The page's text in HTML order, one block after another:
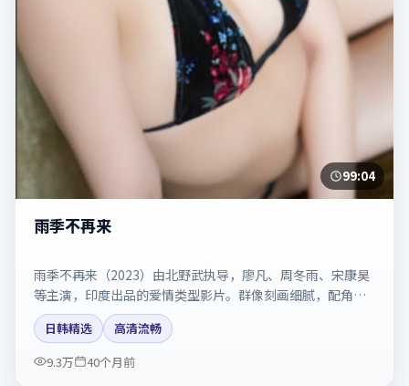
99:04
雨季不再来
雨季不再来（2023）由北野武执导，廖凡、周冬雨、宋康昊
等主演，印度出品的爱情类型影片。群像刻画细腻，配角同
样出彩。剧情简介与主创信息可供检索参考，上映日期以片
方资料为准。
日韩精选
高清流畅
9.3万
40个月前